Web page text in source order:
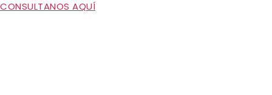
CONSULTANOS AQUÍ